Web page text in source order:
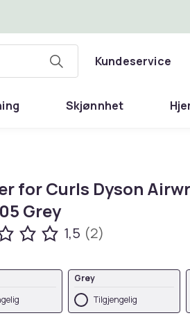
Kundeservice
Skjønnhet
for Curls Dyson
Grey
1,5 (2)
Grey
Tilgjengelig